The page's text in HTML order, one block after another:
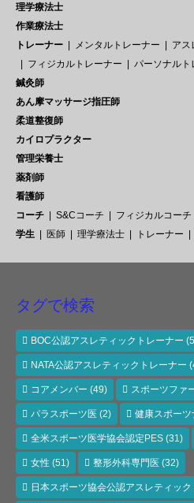
理学療法士
作業療法士
トレーナー
メンタルトレーナー
アス
フィジカルトレーナー
パーソナルト
鍼灸師
あん摩マッサージ指圧師
柔道整復師
カイロプラクター
管理栄養士
薬剤師
看護師
コーチ
S&Cコーチ
フィジカルコーチ
学生
医師 理学療法士 トレーナー
タグで検索
BOC公認アスレティックトレーナー
NATA公認アスレティックトレーナー
コアメンバー (49) スポーツファ
パラスポーツ医 (2) 健康スポーツ
全米スポーツ医学協会認定PES (31)
女性 (51) 整形外科専門医 (32)
日本スポーツ協会公認アスレティック